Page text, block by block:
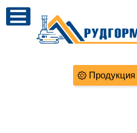
Продукция